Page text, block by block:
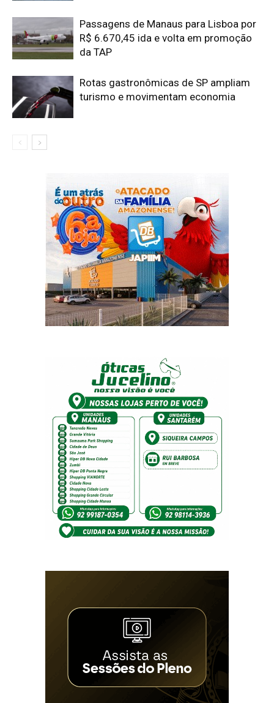
Passagens de Manaus para Lisboa por
R$ 6.670,45 ida e volta em promoção
da TAP
Rotas gastronômicas de SP ampliam
turismo e movimentam economia